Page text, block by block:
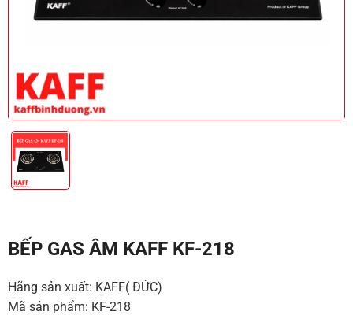
BẾP GAS ÂM KAFF KF-218
Hãng sản xuất: KAFF( ĐỨC)
Mã sản phẩm: KF-218